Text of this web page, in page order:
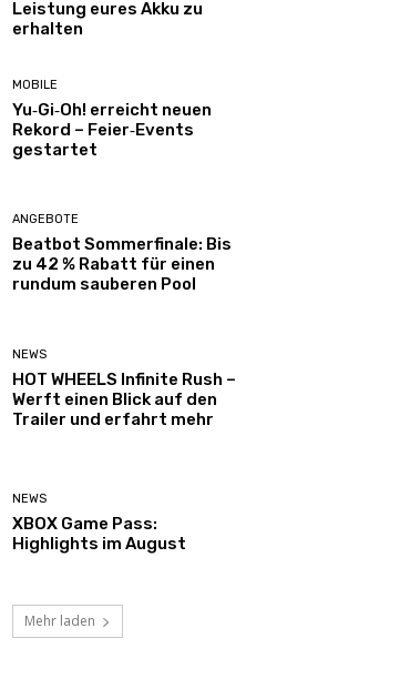
Leistung eures Akku zu
erhalten
MOBILE
Yu‑Gi‑Oh! erreicht neuen
Rekord – Feier‑Events
gestartet
ANGEBOTE
Beatbot Sommerfinale: Bis
zu 42 % Rabatt für einen
rundum sauberen Pool
NEWS
HOT WHEELS Infinite Rush –
Werft einen Blick auf den
Trailer und erfahrt mehr
NEWS
XBOX Game Pass:
Highlights im August
Mehr laden